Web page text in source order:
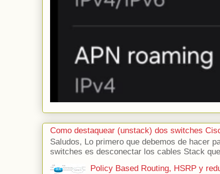
Como destaquear (unstack) dos switches
Saludos, Lo primero que debemos de hacer
switches es desconectar los cables Stack
Policy Based Routing, HSRP y